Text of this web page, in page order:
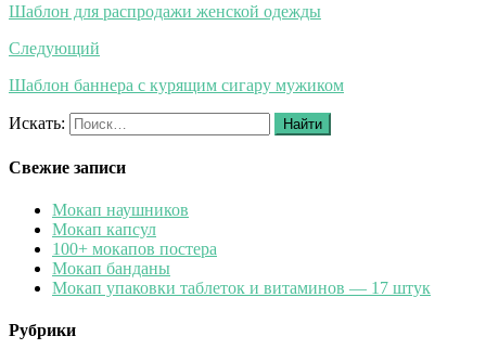
Шаблон для распродажи женской одежды
Следующий
Шаблон баннера с курящим сигару мужиком
Искать: Найти
Свежие записи
Мокап наушников
Мокап капсул
100+ мокапов постера
Мокап банданы
Мокап упаковки таблеток и витаминов — 17 штук
Рубрики